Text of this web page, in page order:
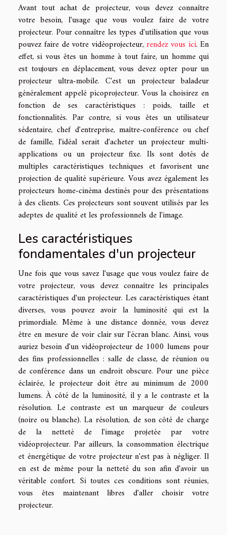
Avant tout achat de projecteur, vous devez connaître
votre besoin, l'usage que vous voulez faire de votre
projecteur. Pour connaître les types d'utilisation que vous
pouvez faire de votre vidéoprojecteur, rendez vous ici. En
effet, si vous êtes un homme à tout faire, un homme qui
est toujours en déplacement, vous devez opter pour un
projecteur ultra-mobile. C'est un projecteur baladeur
généralement appelé picoprojecteur. Vous la choisirez en
fonction de ses caractéristiques : poids, taille et
fonctionnalités. Par contre, si vous êtes un utilisateur
sédentaire, chef d'entreprise, maître-conférence ou chef
de famille, l'idéal serait d'acheter un projecteur multi-
applications ou un projecteur fixe. Ils sont dotés de
multiples caractéristiques techniques et favorisent une
projection de qualité supérieure. Vous avez également les
projecteurs home-cinéma destinés pour des présentations
à des clients. Ces projecteurs sont souvent utilisés par les
adeptes de qualité et les professionnels de l'image.
Les caractéristiques
fondamentales d'un projecteur
Une fois que vous savez l'usage que vous voulez faire de
votre projecteur, vous devez connaître les principales
caractéristiques d'un projecteur. Les caractéristiques étant
diverses, vous pouvez avoir la luminosité qui est la
primordiale. Même à une distance donnée, vous devez
être en mesure de voir clair sur l'écran blanc. Ainsi, vous
auriez besoin d'un vidéoprojecteur de 1000 lumens pour
des fins professionnelles : salle de classe, de réunion ou
de conférence dans un endroit obscure. Pour une pièce
éclairée, le projecteur doit être au minimum de 2000
lumens. À côté de la luminosité, il y a le contraste et la
résolution. Le contraste est un marqueur de couleurs
(noire ou blanche). La résolution, de son côté de charge
de la netteté de l'image projetée par votre
vidéoprojecteur. Par ailleurs, la consommation électrique
et énergétique de votre projecteur n'est pas à négliger. Il
en est de même pour la netteté du son afin d'avoir un
véritable confort. Si toutes ces conditions sont réunies,
vous êtes maintenant libres d'aller choisir votre
projecteur.